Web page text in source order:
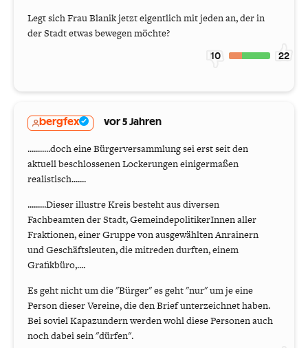
Legt sich Frau Blanik jetzt eigentlich mit jeden an, der in
der Stadt etwas bewegen möchte?
10 22
bergfex vor 5 Jahren
...........doch eine Bürgerversammlung sei erst seit den
aktuell beschlossenen Lockerungen einigermaßen
realistisch.......
.........Dieser illustre Kreis besteht aus diversen
Fachbeamten der Stadt, GemeindepolitikerInnen aller
Fraktionen, einer Gruppe von ausgewählten Anrainern
und Geschäftsleuten, die mitreden durften, einem
Grafikbüro,....
Es geht nicht um die "Bürger" es geht "nur" um je eine
Person dieser Vereine, die den Brief unterzeichnet haben.
Bei soviel Kapazundern werden wohl diese Personen auch
noch dabei sein "dürfen".